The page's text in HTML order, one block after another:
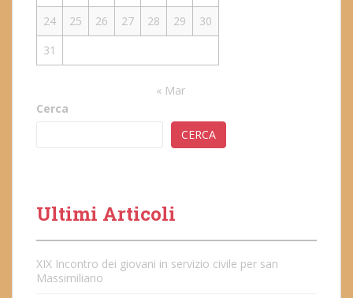
24
25 26 27 28 29
30
31
« Mar
Cerca
CERCA
Ultimi Articoli
XIX Incontro dei giovani in servizio civile per san
Massimiliano